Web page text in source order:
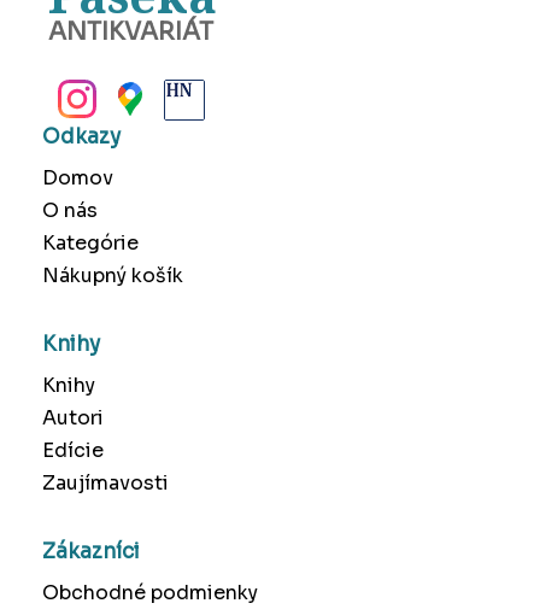
ANTIKVARIÁT
Odkazy
Domov
O nás
Kategórie
Nákupný košík
Knihy
Knihy
Autori
Edície
Zaujímavosti
Zákazníci
Obchodné podmienky